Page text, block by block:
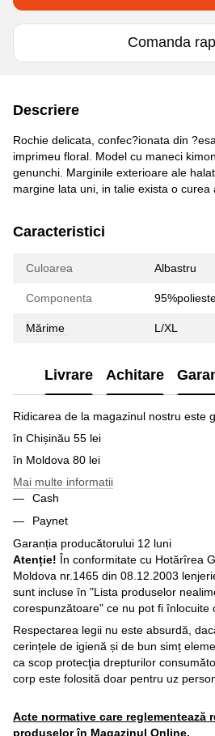
Comanda
Descriere
Rochie delicata, confec?ionata din
imprimeu floral. Model cu maneci
genunchi. Marginile exterioare ale
margine lata uni, in talie exista o curea
Caracteristici
Culoarea Albastru
Componenta
Mărime L/XL
Livrare Achitare
Ridicarea de la magazinul nostru este
în Chișinău 55 lei
în Moldova 80 lei
Mai multe informatii
Cash
Paynet
Garanția producătorului 12 luni
Atenție! În conformitate cu Hotărîrea
Moldova nr.1465 din 08.12.2003
sunt incluse în "Lista produselor
corespunzătoare" ce nu pot fi înlocuite
Respectarea legii nu este absurdă,
cerințele de igienă și de bun simț
ca scop protecţia drepturilor
corp este folosită doar pentru uz
Acte normative care reglementează
produselor în Magazinul Online.